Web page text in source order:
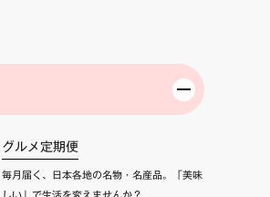
グルメ定期便
毎月届く、日本各地の名物・名産品。「美味